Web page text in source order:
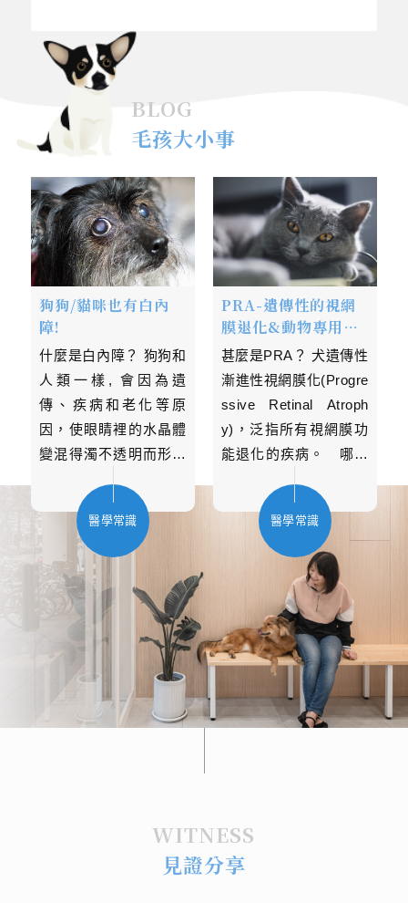
BLOG
毛孩大小事
醫學常識
狗狗/貓咪也有白內
障!
什麼是白內障？ 狗狗和
人類一樣, 會因為遺
傳、疾病和老化等原
因，使眼睛裡的水晶體
變混得濁不透明而形成
甚至失明、或是造成二
次性的青光眼。 白內
障發生的原因及分類：
先天型： 一出生即有患
有白內障, 和遺傳有關.
幼年型： 在狗狗尚未進
入老年期前 (大多以六
歲為分界) 出現的白內
障, 大多是雙眼一起發
生，也和遺傳基因有關.
異常，造成雙側、惡化
醫學常識
PRA-遺傳性的視網
膜退化&動物專用葉
黃素
甚麼是PRA？ 犬遺傳性
漸進性視網膜化(Progre
ssive Retinal Atroph
y)，泛指所有視網膜功
能退化的疾病。 哪些
RA的好發品種包括：臘
腸狗、瑪爾濟斯、可
卡、玩具貴賓、黃金獵
犬、拉不拉多獵犬、澳
洲牧羊犬…等等。 PR
A的症狀 行為上的改
變：狗狗在熟悉的環境
下都無異狀，但一旦家
具重新布置或是處在不
熟悉的環境中，就易顯
ess)。由於負責暗視力
WITNESS
見證分享